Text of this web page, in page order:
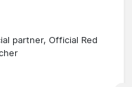
partner, Official Red